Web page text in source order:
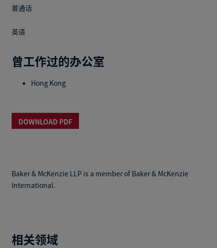
普通话
英语
曾工作过的办公室
Hong Kong
DOWNLOAD PDF
Baker & McKenzie LLP is a member of Baker & McKenzie
International.
相关领域